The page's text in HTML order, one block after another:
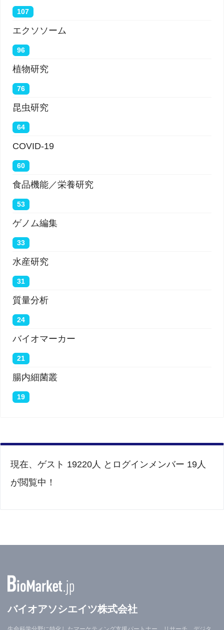
107
エクソソーム
96
植物研究
76
昆虫研究
64
COVID-19
60
食品機能／栄養研究
53
ゲノム編集
33
水産研究
31
質量分析
24
バイオマーカー
21
腸内細菌叢
19
現在、ゲスト 19220人 とログインメンバー 19人
が閲覧中！
バイオアソシエイツ株式会社